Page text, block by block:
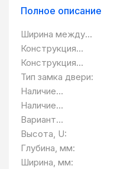
RECQO-6406-1P-1P
Полное описание
Ширина между
монтажными
планками:
Конструкция
передней двери:
Конструкция
задней двери:
Тип замка двери:
Наличие
щеточных вводов
в комплекте
поставки:
Наличие
проводов
заземления в
комплекте
поставки:
Вариант
исполнения:
Высота, U:
Глубина, мм:
Ширина, мм: